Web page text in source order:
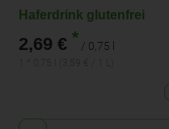
Haferdrink glutenfrei
2,69 € * / 0,75 l
Anzahl